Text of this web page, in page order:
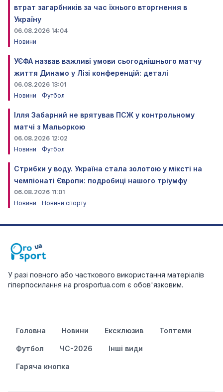
втрат загарбників за час їхнього вторгнення в
Україну
06.08.2026 14:04
Новини
УЄФА назвав важливі умови сьогоднішнього матчу
життя Динамо у Лізі конференцій: деталі
06.08.2026 13:01
Новини
Футбол
Ілля Забарний не врятував ПСЖ у контрольному
матчі з Мальоркою
06.08.2026 12:02
Новини
Футбол
Стрибки у воду. Україна стала золотою у міксті на
чемпіонаті Європи: подробиці нашого тріумфу
06.08.2026 11:01
Новини
Новини спорту
У разі повного або часткового використання матеріалів
гіперпосилання на prosportua.com є обов'язковим.
Головна Новини Ексклюзив Топтеми
Футбол ЧС-2026 Інші види
Гаряча кнопка